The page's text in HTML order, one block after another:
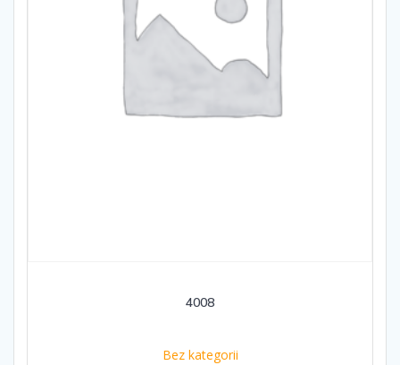
4008
Bez kategorii